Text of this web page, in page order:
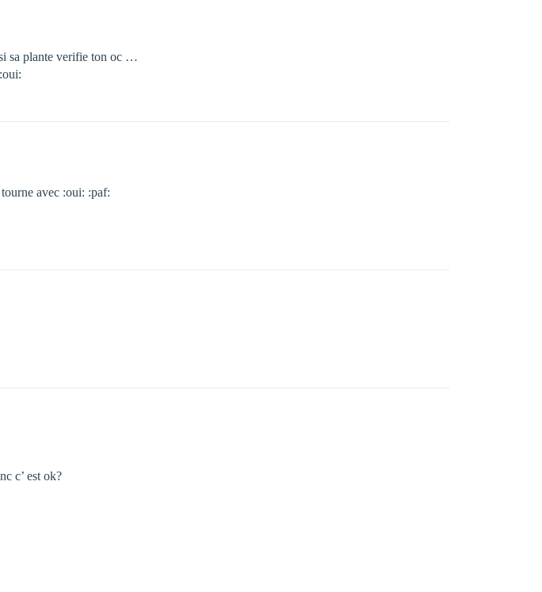
sa plante verifie ton oc …
avec :oui: :paf:
c’ est ok?